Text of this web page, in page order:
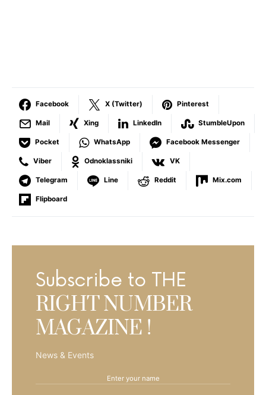
Facebook X (Twitter) Pinterest
Mail Xing LinkedIn StumbleUpon
Pocket WhatsApp Facebook Messenger
Viber Odnoklassniki VK
Telegram Line Reddit Mix.com
Flipboard
Subscribe to THE
RIGHT NUMBER
MAGAZINE !
News & Events